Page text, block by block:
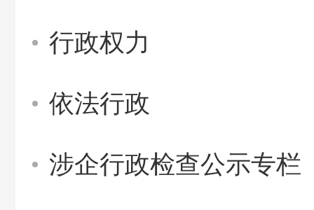
行政权力
依法行政
涉企行政检查公示专栏